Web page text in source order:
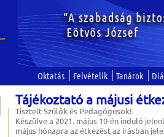
Oktatás Felvételik Tanárok
Tájékoztató a májusi
Tisztelt Szülők és Pedagógusok!
Készülve a 2021. május 10-én induló
május hónapra az étkezést az írásban